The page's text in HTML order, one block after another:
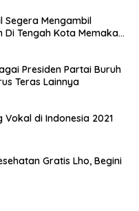
Segera Mengambil
Di Tengah Kota Memakan
Presiden Partai Buruh
Teras Lainnya
Vokal di Indonesia 2021
Gratis Lho, Begini